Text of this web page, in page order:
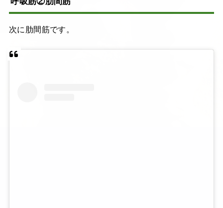
次に肋間筋です。